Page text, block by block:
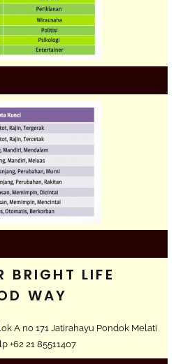
BRIGHT LIFE
WAY
A no 171 Jatirahayu Pondok Melati
+62 21 85511407